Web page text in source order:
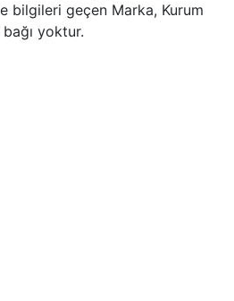
bilgileri geçen Marka, Kurum
yoktur.